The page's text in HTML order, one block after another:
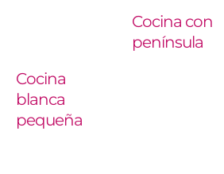
Cocina
blanca
pequeña
Cocina con
península